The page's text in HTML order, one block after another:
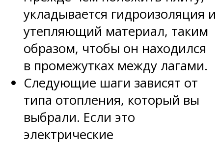
укладывается гидроизоляция и
утепляющий материал, таким
образом, чтобы он находился
в промежутках между лагами.
Следующие шаги зависят от
типа отопления, который вы
выбрали. Если это
электрические